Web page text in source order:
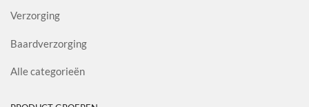
Verzorging
Baardverzorging
Alle categorieën